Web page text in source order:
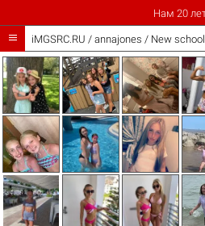
Нам 20
 iMGSRC.RU / annajones / New